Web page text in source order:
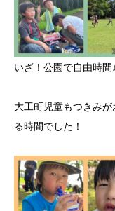
いざ！公園で自由時間
大工町児童もつきみ
る時間でした！